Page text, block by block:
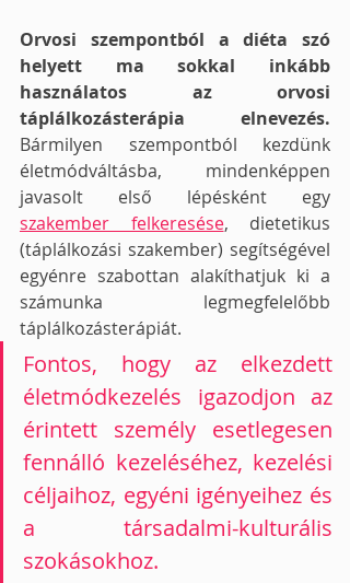
Orvosi szempontból a diéta szó
helyett ma sokkal inkább
használatos az orvosi
táplálkozásterápia elnevezés.
Bármilyen szempontból kezdünk
életmódváltásba, mindenképpen
szakember felkeresése, dietetikus
(táplálkozási szakember) segítségével
egyénre szabottan alakíthatjuk ki a
számunka legmegfelelőbb
táplálkozásterápiát.
Fontos, hogy az elkezdett
életmódkezelés igazodjon az
érintett személy esetlegesen
fennálló kezeléséhez, kezelési
céljaihoz, egyéni igényeihez és
a társadalmi-kulturális
szokásokhoz.